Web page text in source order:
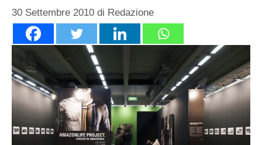
30 Settembre 2010 di Redazione